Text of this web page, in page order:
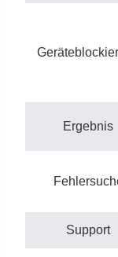
Ergebnis
Support